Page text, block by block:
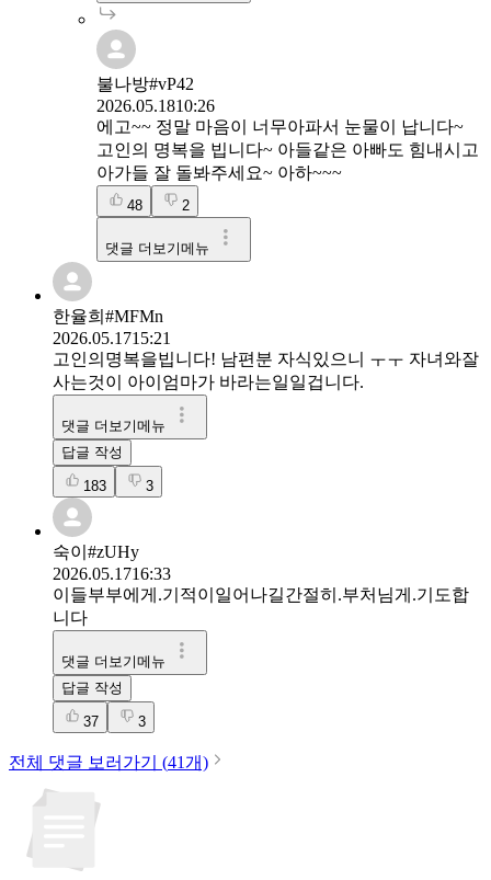
불나방#vP42
2026.05.1810:26
에고~~ 정말 마음이 너무아파서 눈물이 납니다~
고인의 명복을 빕니다~ 아들같은 아빠도 힘내시고
아가들 잘 돌봐주세요~ 아하~~~
48 2
댓글 더보기메뉴
한율희#MFMn
2026.05.1715:21
고인의명복을빕니다! 남편분 자식있으니 ㅜㅜ 자녀와잘
사는것이 아이엄마가 바라는일일겁니다.
댓글 더보기메뉴
답글 작성
183 3
숙이#zUHy
2026.05.1716:33
이들부부에게.기적이일어나길간절히.부처님게.기도합
니다
댓글 더보기메뉴
답글 작성
37 3
전체 댓글 보러가기 (41개)